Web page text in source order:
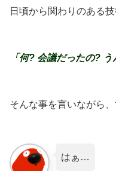
日頃から関わりのある
「何? 会議だったの?
そんな事を言いながら、
はぁ…